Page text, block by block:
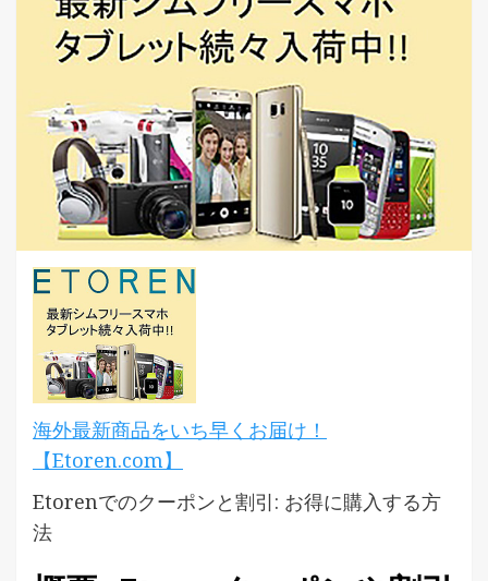
海外最新商品をいち早くお届け！
【Etoren.com】
Etorenでのクーポンと割引: お得に購入する方
法